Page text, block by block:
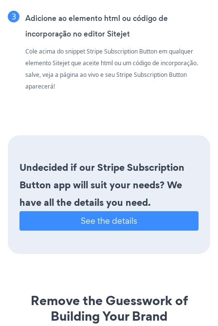
Adicione ao elemento html ou código de
incorporação no editor Sitejet
Cole acima do snippet Stripe Subscription Button em qualquer
elemento Sitejet que aceite html ou um código de incorporação.
salve, veja a página ao vivo e seu Stripe Subscription Button
aparecerá!
Undecided if our Stripe Subscription
Button app will suit your needs? We
have all the details you need.
See the details
Remove the Guesswork of
Building Your Brand